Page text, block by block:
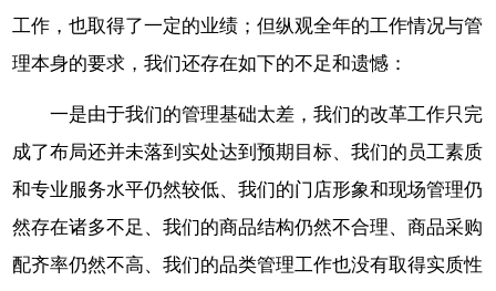
工作，也取得了一定的业绩；但纵观全年的工作情况与管
理本身的要求，我们还存在如下的不足和遗憾：
一是由于我们的管理基础太差，我们的改革工作只完
成了布局还并未落到实处达到预期目标、我们的员工素质
和专业服务水平仍然较低、我们的门店形象和现场管理仍
然存在诸多不足、我们的商品结构仍然不合理、商品采购
配齐率仍然不高、我们的品类管理工作也没有取得实质性